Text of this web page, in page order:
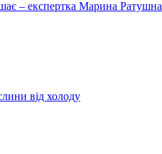
– експертка Марина Ратушна
від холоду